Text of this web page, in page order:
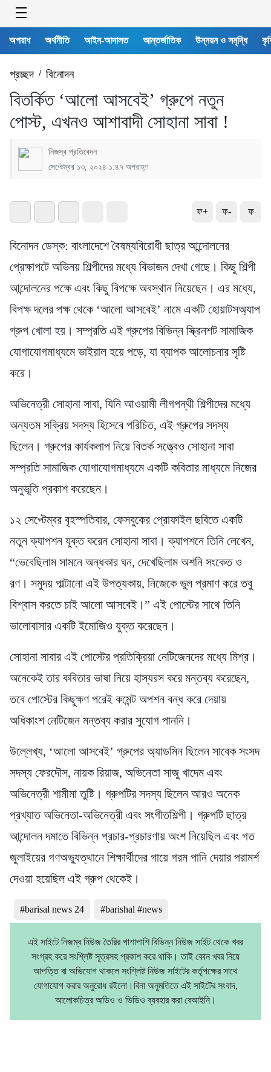
অপরাধ অর্থনীতি আইন-আদালত আন্তর্জাতিক উন্নয়ন ও সমৃদ্ধি
প্রচ্ছদ/ বিনোদন
বিতর্কিত ‘আলো আসবেই’ গ্রুপে নতুন
পোস্ট, এখনও আশাবাদী সোহানা সাবা !
নিজস্ব প্রতিবেদন
সেপ্টেম্বর ১৩, ২০২৪ ১:৪৭ অপরাহ্ণ
ফ+ ফ- ফ
বিনোদন ডেস্ক: বাংলাদেশে বৈষম্যবিরোধী ছাত্র আন্দোলনের
প্রেক্ষাপটে অভিনয় শিল্পীদের মধ্যে বিভাজন দেখা গেছে। কিছু শিল্পী
আন্দোলনের পক্ষে এবং কিছু বিপক্ষে অবস্থান নিয়েছেন। এর মধ্যে,
বিপক্ষ দলের পক্ষ থেকে ‘আলো আসবেই’ নামে একটি হোয়াটসঅ্যাপ
গ্রুপ খোলা হয়। সম্প্রতি এই গ্রুপের বিভিন্ন স্ক্রিনশট সামাজিক
যোগাযোগমাধ্যমে ভাইরাল হয়ে পড়ে, যা ব্যাপক আলোচনার সৃষ্টি
করে।
অভিনেত্রী সোহানা সাবা, যিনি আওয়ামী লীগপন্থী শিল্পীদের মধ্যে
অন্যতম সক্রিয় সদস্য হিসেবে পরিচিত, এই গ্রুপের সদস্য
ছিলেন। গ্রুপের কার্যকলাপ নিয়ে বিতর্ক সত্ত্বেও সোহানা সাবা
সম্প্রতি সামাজিক যোগাযোগমাধ্যমে একটি কবিতার মাধ্যমে নিজের
অনুভূতি প্রকাশ করেছেন।
১২ সেপ্টেম্বর বৃহস্পতিবার, ফেসবুকের প্রোফাইল ছবিতে একটি
নতুন ক্যাপশন যুক্ত করেন সোহানা সাবা। ক্যাপশনে তিনি লেখেন,
“ভেবেছিলাম সামনে অন্ধকার ঘন, দেখেছিলাম অশনি সংকেত ও
রণ। সমুদয় পাল্টানো এই উপত্যকায়, নিজেকে ভুল প্রমাণ করে তবু
বিশ্বাস করতে চাই আলো আসবেই।” এই পোস্টের সাথে তিনি
ভালোবাসার একটি ইমোজিও যুক্ত করেছেন।
সোহানা সাবার এই পোস্টের প্রতিক্রিয়া নেটিজেনদের মধ্যে মিশ্র।
অনেকেই তার কবিতার ভাষা নিয়ে হাস্যরস করে মন্তব্য করেছেন,
তবে পোস্টের কিছুক্ষণ পরেই কমেন্ট অপশন বন্ধ করে দেয়ায়
অধিকাংশ নেটিজেন মন্তব্য করার সুযোগ পাননি।
উল্লেখ্য, ‘আলো আসবেই’ গ্রুপের অ্যাডমিন ছিলেন সাবেক সংসদ
সদস্য ফেরদৌস, নায়ক রিয়াজ, অভিনেতা সাজু খাদেম এবং
অভিনেত্রী শামীমা তুষ্টি। গ্রুপটির সদস্য ছিলেন আরও অনেক
প্রখ্যাত অভিনেতা-অভিনেত্রী এবং সংগীতশিল্পী। গ্রুপটি ছাত্র
আন্দোলন দমাতে বিভিন্ন প্রচার-প্রচারণায় অংশ নিয়েছিল এবং গত
জুলাইয়ের গণঅভ্যুত্থানে শিক্ষার্থীদের গায়ে গরম পানি দেয়ার পরামর্শ
দেওয়া হয়েছিল এই গ্রুপ থেকেই।
#barisal news 24 #barishal #news
এই সাইটে নিজম্ব নিউজ তৈরির পাশাপাশি বিভিন্ন নিউজ সাইট থেকে খবর
সংগ্রহ করে সংশ্লিষ্ট সূত্রসহ প্রকাশ করে থাকি। তাই কোন খবর নিয়ে
আপত্তি বা অভিযোগ থাকলে সংশ্লিষ্ট নিউজ সাইটের কর্তৃপক্ষের সাথে
যোগাযোগ করার অনুরোধ রইলো।বিনা অনুমতিতে এই সাইটের সংবাদ,
আলোকচিত্র অডিও ও ভিডিও ব্যবহার করা বেআইনি।